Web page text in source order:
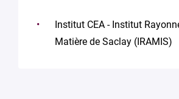
Institut CEA - Institut
Matière de Saclay (IRAMIS)